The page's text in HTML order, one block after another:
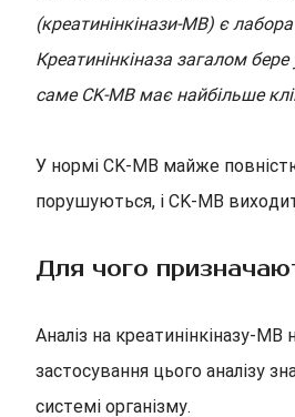
(креатинінкінази-МВ) є
Креатинінкіназа загалом
саме CK-MB має найбільше
У нормі CK-MB майже
порушуються, і CK-MB
Для чого
Аналіз на креатинінкіназу-
застосування цього аналізу
системі організму.